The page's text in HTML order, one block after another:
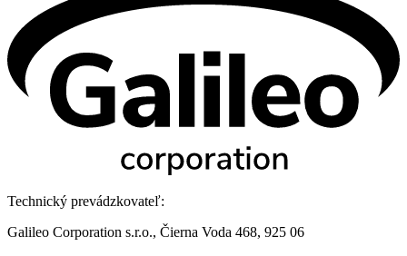
Technický prevádzkovateľ:
Galileo Corporation s.r.o., Čierna Voda 468, 925 06